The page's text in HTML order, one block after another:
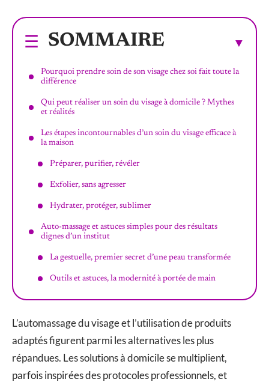
SOMMAIRE
Pourquoi prendre soin de son visage chez soi fait toute la
différence
Qui peut réaliser un soin du visage à domicile ? Mythes
et réalités
Les étapes incontournables d’un soin du visage efficace à
la maison
Préparer, purifier, révéler
Exfolier, sans agresser
Hydrater, protéger, sublimer
Auto-massage et astuces simples pour des résultats
dignes d’un institut
La gestuelle, premier secret d’une peau transformée
Outils et astuces, la modernité à portée de main
L’automassage du visage et l’utilisation de produits
adaptés figurent parmi les alternatives les plus
répandues. Les solutions à domicile se multiplient,
parfois inspirées des protocoles professionnels, et